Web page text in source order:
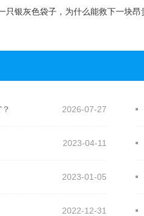
2026-07-27
2023-04-11
2023-01-05
2022-12-31